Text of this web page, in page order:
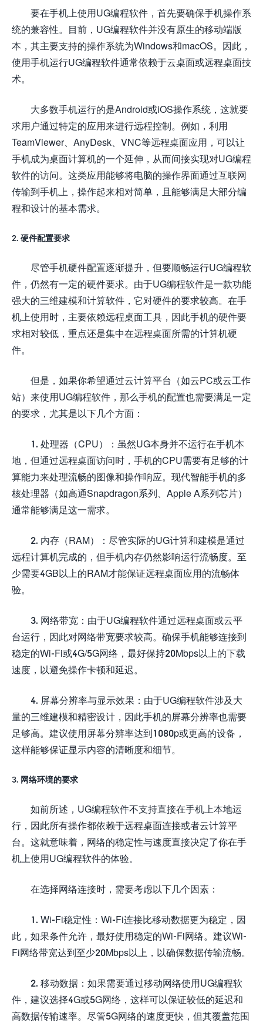
要在手机上使用UG编程软件，首先要确保手机操作系
统的兼容性。目前，UG编程软件并没有原生的移动端版
本，其主要支持的操作系统为Windows和macOS。因此，
使用手机运行UG编程软件通常依赖于云桌面或远程桌面技
术。
大多数手机运行的是Android或iOS操作系统，这就要
求用户通过特定的应用来进行远程控制。例如，利用
TeamViewer、AnyDesk、VNC等远程桌面应用，可以让
手机成为桌面计算机的一个延伸，从而间接实现对UG编程
软件的访问。这类应用能够将电脑的操作界面通过互联网
传输到手机上，操作起来相对简单，且能够满足大部分编
程和设计的基本需求。
2. 硬件配置要求
尽管手机硬件配置逐渐提升，但要顺畅运行UG编程软
件，仍然有一定的硬件要求。由于UG编程软件是一款功能
强大的三维建模和计算软件，它对硬件的要求较高。在手
机上使用时，主要依赖远程桌面工具，因此手机的硬件要
求相对较低，重点还是集中在远程桌面所需的计算机硬
件。
但是，如果你希望通过云计算平台（如云PC或云工作
站）来使用UG编程软件，那么手机的配置也需要满足一定
的要求，尤其是以下几个方面：
1. 处理器（CPU）：虽然UG本身并不运行在手机本
地，但通过远程桌面访问时，手机的CPU需要有足够的计
算能力来处理流畅的图像和操作响应。现代智能手机的多
核处理器（如高通Snapdragon系列、Apple A系列芯片）
通常能够满足这一需求。
2. 内存（RAM）：尽管实际的UG计算和建模是通过
远程计算机完成的，但手机内存仍然影响运行流畅度。至
少需要4GB以上的RAM才能保证远程桌面应用的流畅体
验。
3. 网络带宽：由于UG编程软件通过远程桌面或云平
台运行，因此对网络带宽要求较高。确保手机能够连接到
稳定的Wi-Fi或4G/5G网络，最好保持20Mbps以上的下载
速度，以避免操作卡顿和延迟。
4. 屏幕分辨率与显示效果：由于UG编程软件涉及大
量的三维建模和精密设计，因此手机的屏幕分辨率也需要
足够高。建议使用屏幕分辨率达到1080p或更高的设备，
这样能够保证显示内容的清晰度和细节。
3. 网络环境的要求
如前所述，UG编程软件不支持直接在手机上本地运
行，因此所有操作都依赖于远程桌面连接或者云计算平
台。这就意味着，网络的稳定性与速度直接决定了你在手
机上使用UG编程软件的体验。
在选择网络连接时，需要考虑以下几个因素：
1. Wi-Fi稳定性：Wi-Fi连接比移动数据更为稳定，因
此，如果条件允许，最好使用稳定的Wi-Fi网络。建议Wi-
Fi网络带宽达到至少20Mbps以上，以确保数据传输流畅。
2. 移动数据：如果需要通过移动网络使用UG编程软
件，建议选择4G或5G网络，这样可以保证较低的延迟和
高数据传输速率。尽管5G网络的速度更快，但其覆盖范围